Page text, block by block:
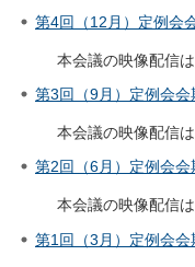
第4回（12月）定例会
本会議の映像配信は
第3回（9月）定例会会
本会議の映像配信は
第2回（6月）定例会会
本会議の映像配信は
第1回（3月）定例会会